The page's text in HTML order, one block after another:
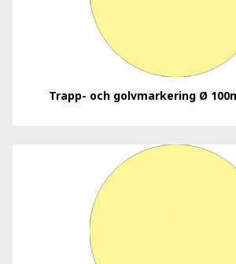
Trapp- och golvmarkering Ø